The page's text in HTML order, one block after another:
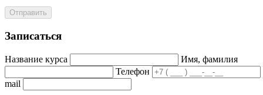
Отправить
Записаться
Название курса
Имя, фамилия
Телефон
mail